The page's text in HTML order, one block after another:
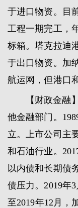
于进口物资。目
工程一期完工，
标箱。塔克拉迪
于出口物资。加
航运网，但港口
【财政金融
他金融部门。
立。上市公司主
和石油行业。
以内债和长期债
债压力。2019年
至2019年12月，